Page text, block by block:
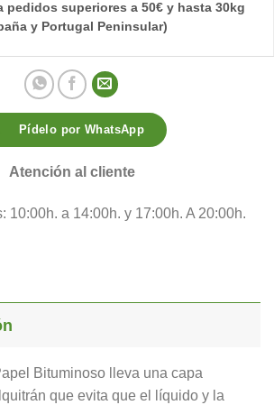
pedidos superiores a 50€ y hasta 30kg
y Portugal Peninsular)
Pídelo por WhatsApp
Atención al cliente
10:00h. a 14:00h. y 17:00h. A 20:00h.
Bituminoso lleva una capa
que evita que el líquido y la